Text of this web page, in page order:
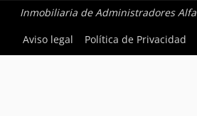
Inmobiliaria de Administradores Alfa
Aviso legal
Política de Privacidad